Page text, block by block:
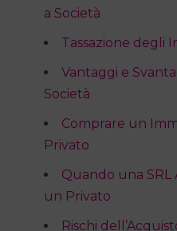
a Società
Tassazione degli
Vantaggi e
Società
Comprare un
Privato
Quando una
un Privato
Rischi